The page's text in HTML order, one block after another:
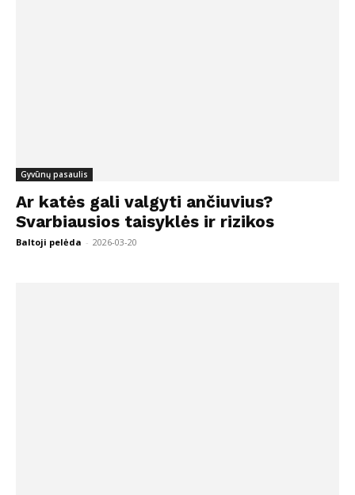
Gyvūnų pasaulis
Ar katės gali valgyti ančiuvius?
Svarbiausios taisyklės ir rizikos
Baltoji pelėda - 2026-03-20